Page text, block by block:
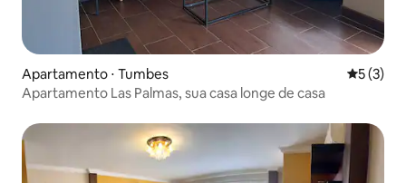
Apartamento ⋅ Tumbes 5 de
5 (3)
Apartamento Las Palmas, sua casa longe de casa